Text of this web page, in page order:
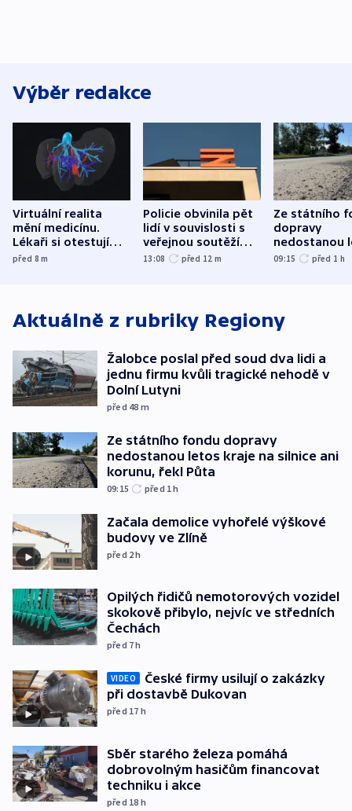
Výběr redakce
Virtuální realita
mění medicínu.
Lékaři si otestují
každý řez, říká
před 8m
Policie obvinila pět
lidí v souvislosti s
veřejnou soutěží
Správy železnic
13:08 před 12 m
Ze státního
dopravy
nedostanou
kraje na
09:15 před 1 h
Aktuálně z rubriky Regiony
Žalobce poslal před soud dva lidi a
jednu firmu kvůli tragické nehodě v
Dolní Lutyni
před 48 m
Ze státního fondu dopravy
nedostanou letos kraje na silnice ani
korunu, řekl Půta
09:15 před 1h
Začala demolice vyhořelé výškové
budovy ve Zlíně
před 2h
Opilých řidičů nemotorových vozidel
skokově přibylo, nejvíc ve středních
Čechách
před 7h
VIDEO
České firmy usilují o zakázky
při dostavbě Dukovan
před 17 h
Sběr starého železa pomáhá
dobrovolným hasičům financovat
techniku i akce
před 18 h